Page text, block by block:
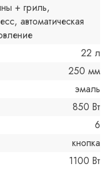
+ гриль,
автоматическая
22 л
250 мм
эмаль
850 Вт
6
кнопка
1100 Вт